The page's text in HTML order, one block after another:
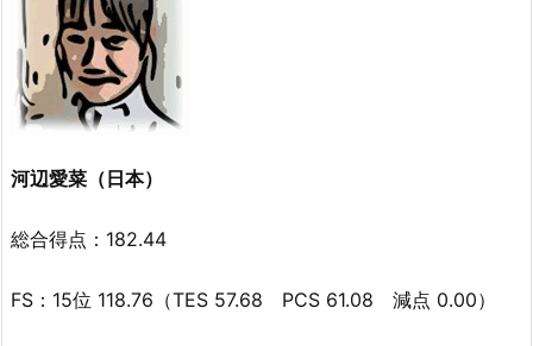
河辺愛菜（日本）
総合得点：182.44
FS：15位 118.76（TES 57.68 PCS 61.08 減点 0.00）